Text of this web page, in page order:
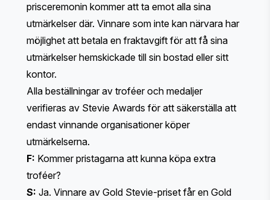
prisceremonin kommer att ta emot alla sina
utmärkelser där. Vinnare som inte kan närvara har
möjlighet att betala en fraktavgift för att få sina
utmärkelser hemskickade till sin bostad eller sitt
kontor.
Alla beställningar av troféer och medaljer
verifieras av Stevie Awards för att säkerställa att
endast vinnande organisationer köper
utmärkelserna.
F: Kommer pristagarna att kunna köpa extra
troféer?
S: Ja. Vinnare av Gold Stevie-priset får en Gold